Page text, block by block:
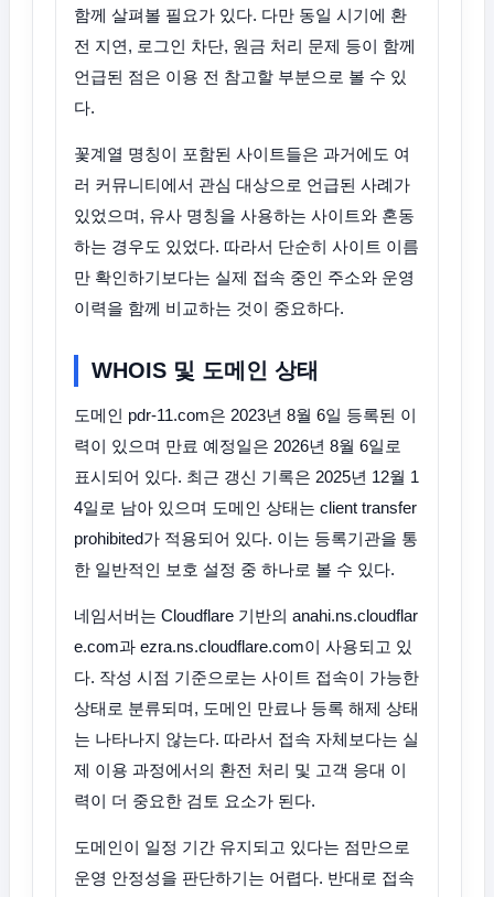
함께 살펴볼 필요가 있다. 다만 동일 시기에 환
전 지연, 로그인 차단, 원금 처리 문제 등이 함께
언급된 점은 이용 전 참고할 부분으로 볼 수 있
다.
꽃계열 명칭이 포함된 사이트들은 과거에도 여
러 커뮤니티에서 관심 대상으로 언급된 사례가
있었으며, 유사 명칭을 사용하는 사이트와 혼동
하는 경우도 있었다. 따라서 단순히 사이트 이름
만 확인하기보다는 실제 접속 중인 주소와 운영
이력을 함께 비교하는 것이 중요하다.
WHOIS 및 도메인 상태
도메인 pdr-11.com은 2023년 8월 6일 등록된 이
력이 있으며 만료 예정일은 2026년 8월 6일로
표시되어 있다. 최근 갱신 기록은 2025년 12월 1
4일로 남아 있으며 도메인 상태는 client transfer
prohibited가 적용되어 있다. 이는 등록기관을 통
한 일반적인 보호 설정 중 하나로 볼 수 있다.
네임서버는 Cloudflare 기반의 anahi.ns.cloudflar
e.com과 ezra.ns.cloudflare.com이 사용되고 있
다. 작성 시점 기준으로는 사이트 접속이 가능한
상태로 분류되며, 도메인 만료나 등록 해제 상태
는 나타나지 않는다. 따라서 접속 자체보다는 실
제 이용 과정에서의 환전 처리 및 고객 응대 이
력이 더 중요한 검토 요소가 된다.
도메인이 일정 기간 유지되고 있다는 점만으로
운영 안정성을 판단하기는 어렵다. 반대로 접속